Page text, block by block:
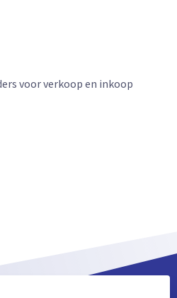
voor verkoop en inkoop